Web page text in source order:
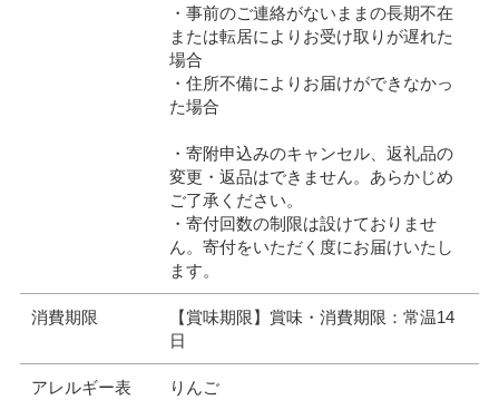
・事前のご連絡がないままの長期不在
または転居によりお受け取りが遅れた
場合
・住所不備によりお届けができなかっ
た場合
・寄附申込みのキャンセル、返礼品の
変更・返品はできません。あらかじめ
ご了承ください。
・寄付回数の制限は設けておりませ
ん。寄付をいただく度にお届けいたし
ます。
消費期限
【賞味期限】賞味・消費期限：常温14
日
アレルギー表
りんご